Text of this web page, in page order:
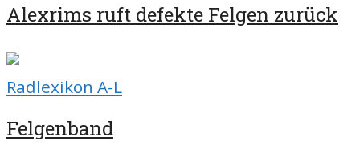
Alexrims ruft defekte Felgen zurück
Radlexikon A-L
Felgenband